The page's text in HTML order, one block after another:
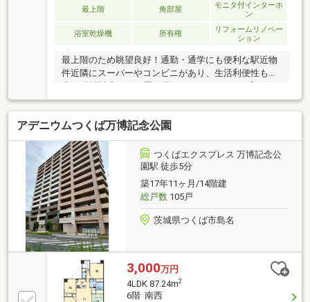
最上階 角部屋
モニタ付インターホ
ン
浴室乾燥機 所有権
リフォームリノベー
ション
最上階のため眺望良好！通勤・通学にも便利な駅近物
件近隣にスーパーやコンビニがあり、生活利便性も
則有り)※2024年にクロス・コンロ交換済み※売主居住
中につき、一部室内写真の掲載はございませんのでご
了承ください。
アデニウムつくば万博記念公園
つくばエクスプレス 万博記念公
園駅 徒歩5分
築17年11ヶ月/14階建
総戸数105戸
茨城県つくば市島名
3,000万円
4LDK 87.24m2
6階 南西